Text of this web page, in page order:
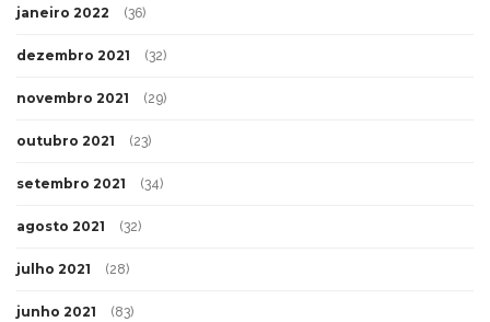
janeiro 2022 (36)
dezembro 2021 (32)
novembro 2021 (29)
outubro 2021 (23)
setembro 2021 (34)
agosto 2021 (32)
julho 2021 (28)
junho 2021 (83)